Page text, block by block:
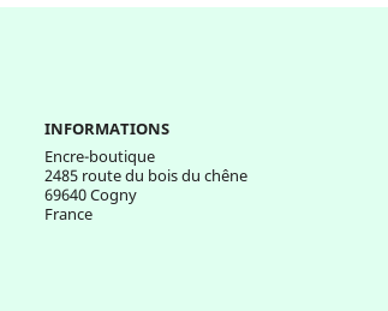
INFORMATIONS
Encre-boutique
2485 route du bois du chêne
69640 Cogny
France